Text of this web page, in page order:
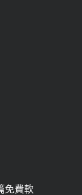
免費軟